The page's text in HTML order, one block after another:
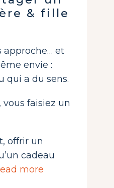
& fille
approche… et
envie :
qui a du sens.
vous faisiez un
offrir un
cadeau
more